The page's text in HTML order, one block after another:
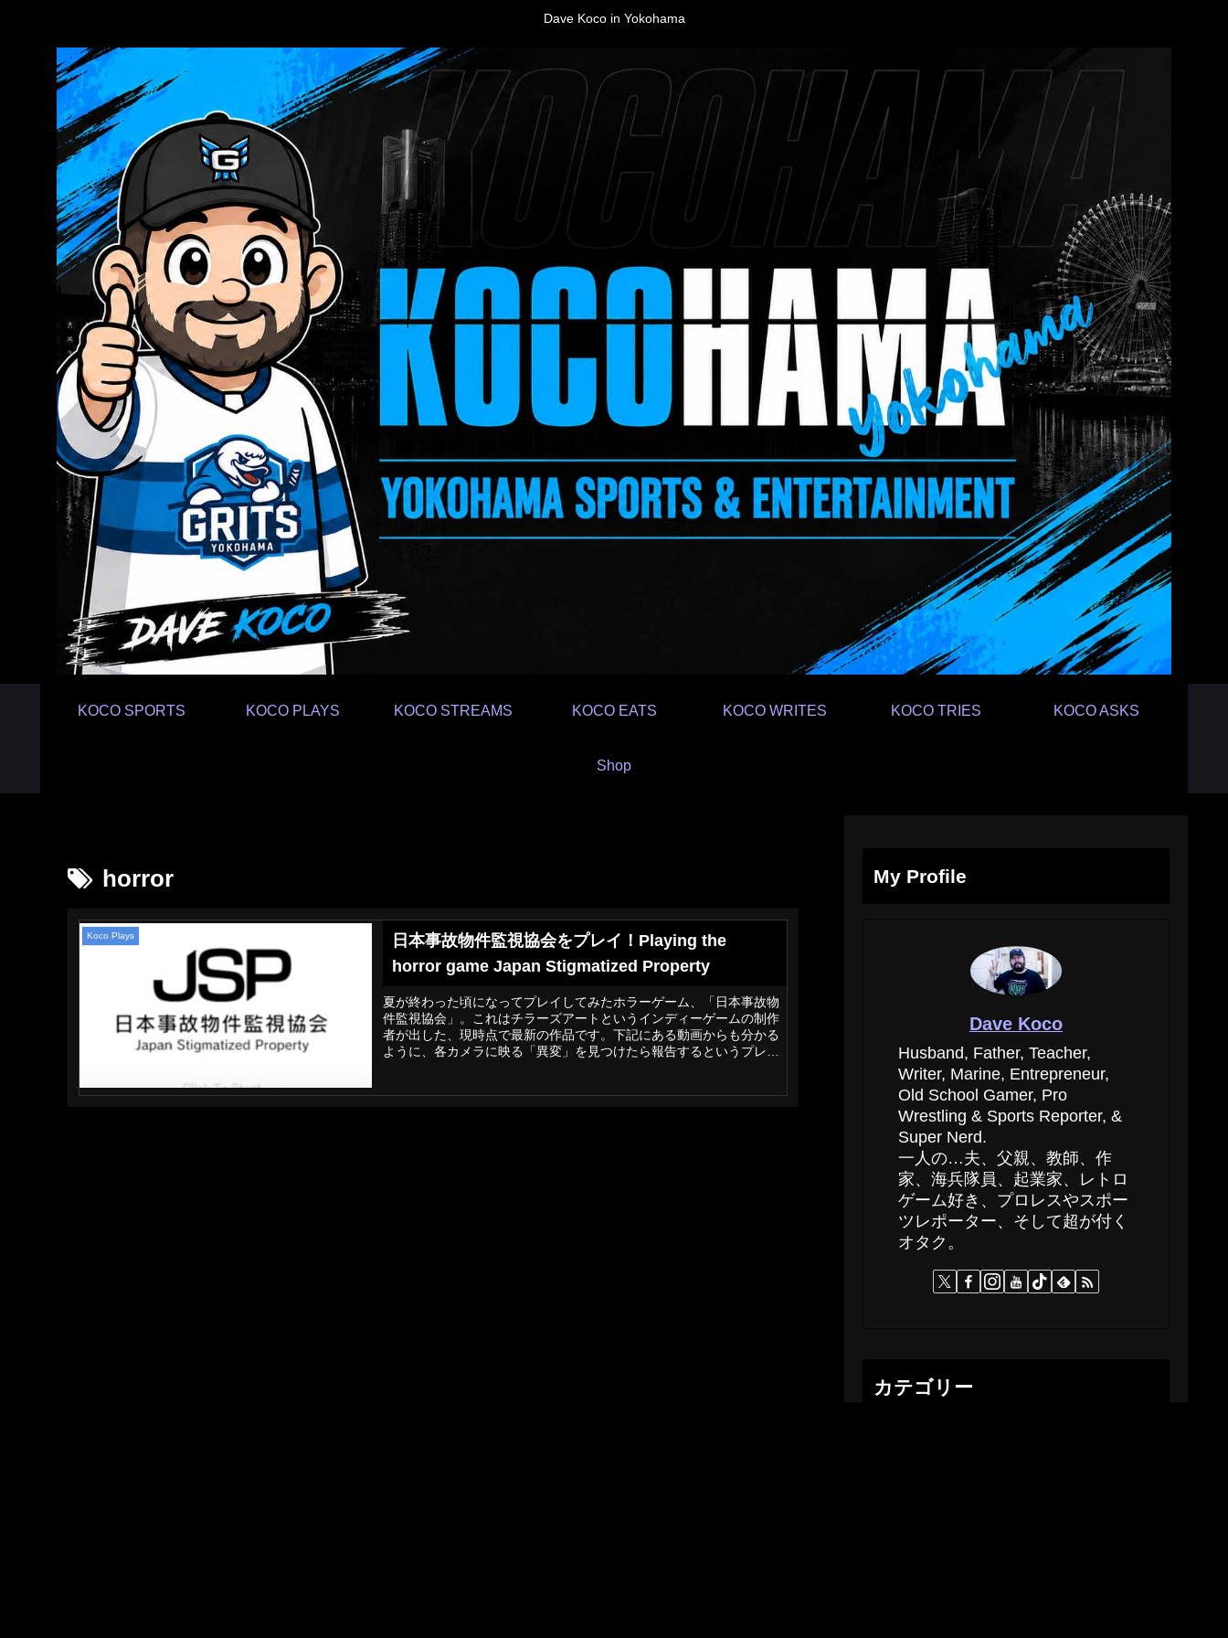
Dave Koco in Yokohama
KOCO SPORTS KOCO PLAYS KOCO STREAMS KOCO EATS KOCO WRITES KOCO TRIES KOCO ASKS
Shop
horror
Koco Plays
日本事故物件監視協会をプレイ！Playing the
horror game Japan Stigmatized Property
夏が終わった頃になってプレイしてみたホラーゲーム、「日本事故物
件監視協会」。これはチラーズアートというインディーゲームの制作
者が出した、現時点で最新の作品です。下記にある動画からも分かる
ように、各カメラに映る「異変」を見つけたら報告するというプレイ
My Profile
Dave Koco
Husband, Father, Teacher,
Writer, Marine, Entrepreneur,
Old School Gamer, Pro
Wrestling & Sports Reporter, &
Super Nerd.
一人の…夫、父親、教師、作
家、海兵隊員、起業家、レトロ
ゲーム好き、プロレスやスポー
ツレポーター、そして超が付く
オタク。
カテゴリー